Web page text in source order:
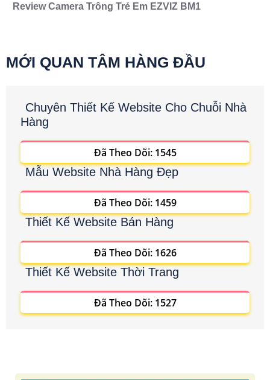
Review Camera Trông Trẻ Em EZVIZ BM1
MỚI QUAN TÂM HÀNG ĐẦU
Chuyên Thiết Kế Website Cho Chuỗi Nhà
Hàng
Đã Theo Dõi: 1545
Mẫu Website Nhà Hàng Đẹp
Đã Theo Dõi: 1459
Thiết Kế Website Bán Hàng
Đã Theo Dõi: 1626
Thiết Kế Website Thời Trang
Đã Theo Dõi: 1527